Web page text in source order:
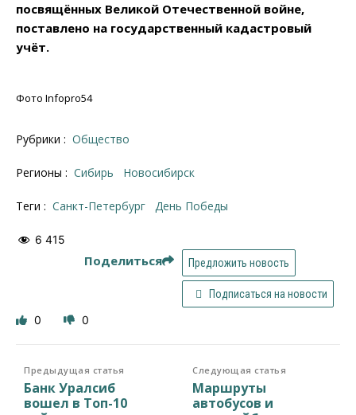
посвящённых Великой Отечественной войне,
поставлено на государственный кадастровый
учёт.
Фото Infopro54
Рубрики : Общество
Регионы : Сибирь Новосибирск
Теги : Санкт-Петербург День Победы
6 415
Поделиться Предложить новость
Подписаться на новости
0 0
Предыдущая статья
Банк Уралсиб
вошел в Топ-10
Следующая статья
Маршруты
автобусов и